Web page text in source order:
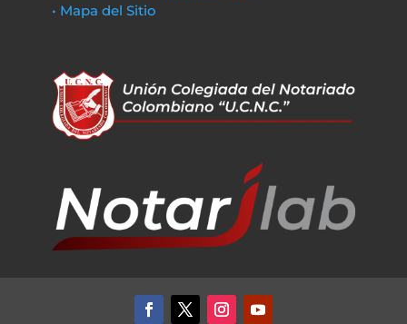
• Mapa del Sitio